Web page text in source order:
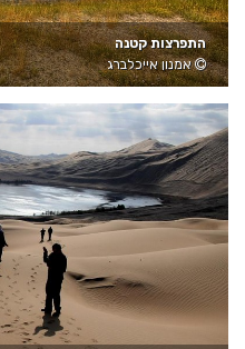
התפרצות קטנה
אמנון אייכלברג